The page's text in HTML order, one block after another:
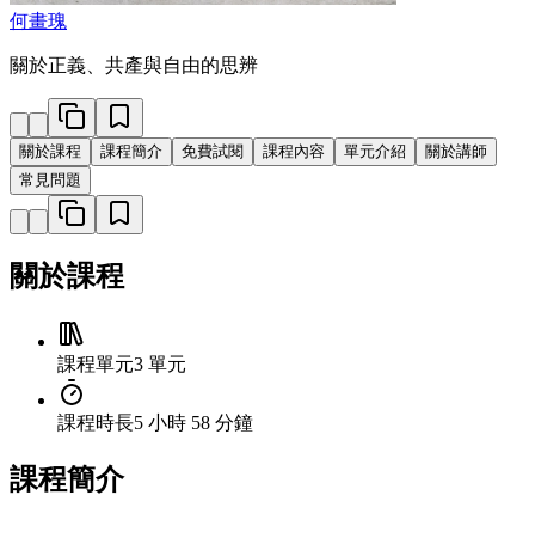
何畫瑰
關於正義、共產與自由的思辨
關於課程 課程簡介 免費試閱 課程內容 單元介紹
關於講師
常見問題
關於課程
課程單元3 單元
課程時長5 小時 58 分鐘
課程簡介